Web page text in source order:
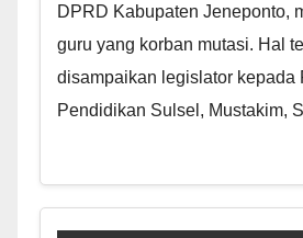
DPRD Kabupaten Jeneponto,
guru yang korban mutasi. Hal
disampaikan legislator kepada
Pendidikan Sulsel, Mustakim,